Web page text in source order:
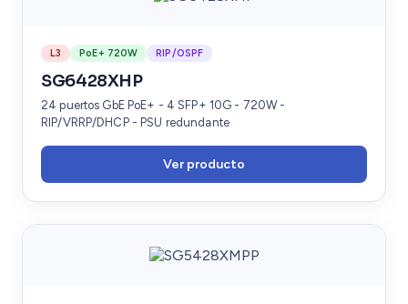
L3 PoE+ 720W RIP/OSPF
SG6428XHP
24 puertos GbE PoE+ - 4 SFP+ 10G - 720W -
RIP/VRRP/DHCP - PSU redundante
Ver producto